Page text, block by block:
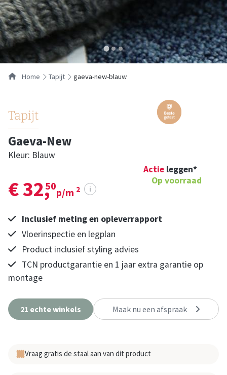
Home tapijt gaeva-new-blauw
Tapijt
Gaeva-New
Kleur: Blauw
€ 32,
50
p/m 2 i
Actie leggen*
Op voorraad
Inclusief meting en opleverrapport
Vloerinspectie en legplan
Product inclusief styling advies
TCN productgarantie en 1 jaar extra garantie op
montage
21 echte winkels Maak nu een afspraak
Vraag gratis de staal aan van dit product